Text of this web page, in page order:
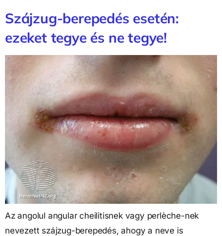
Szájzug-berepedés esetén:
ezeket tegye és ne tegye!
Az angolul angular cheilitisnek vagy perlèche-nek
nevezett szájzug-berepedés, ahogy a neve is